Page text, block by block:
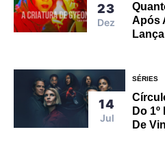
23
Dez
Após
14
Jul
SÉRIES
Do
De